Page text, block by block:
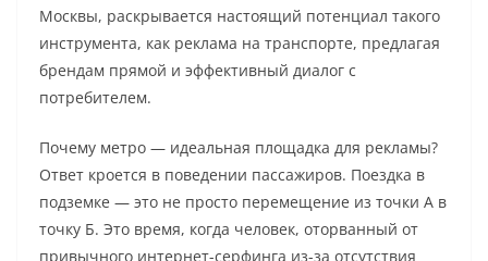
Москвы, раскрывается настоящий потенциал такого
инструмента, как реклама на транспорте, предлагая
брендам прямой и эффективный диалог с
потребителем.
Почему метро — идеальная площадка для рекламы?
Ответ кроется в поведении пассажиров. Поездка в
подземке — это не просто перемещение из точки А в
точку Б. Это время, когда человек, оторванный от
привычного интернет-серфинга из-за отсутствия